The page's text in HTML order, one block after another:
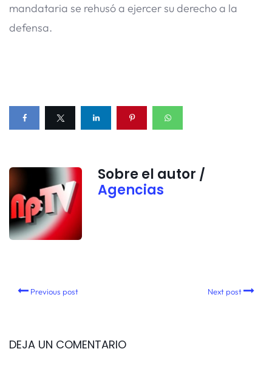
mandataria se rehusó a ejercer su derecho a la
defensa.
Sobre el autor /
Agencias
Previous post Next post
DEJA UN COMENTARIO